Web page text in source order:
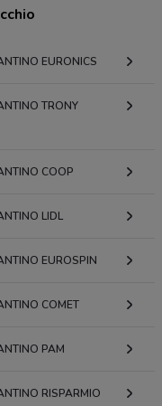
EURONICS
TRONY
COOP
LIDL
EUROSPIN
COMET
PAM
RISPARMIO